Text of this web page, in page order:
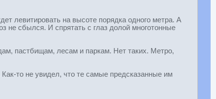
левитировать на высоте порядка одного метра. А
не сбылся. И спрятать с глаз долой многотонные
пастбищам, лесам и паркам. Нет таких. Метро,
то не увидел, что те самые предсказанные им